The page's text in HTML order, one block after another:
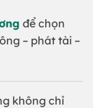
để chọn
– phát tài –
không chỉ